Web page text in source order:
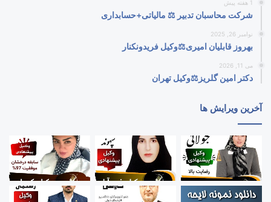
1 هفته پیش
شرکت محاسبان تدبیر ⚖️ مالیاتی+حسابداری
نوامبر 26, 2025
بهروز قابلیان امیری⚖️وکیل فریدونکنار
می 11, 2026
دکتر امین گلریز⚖️وکیل تهران
آخرین ویرایش ها